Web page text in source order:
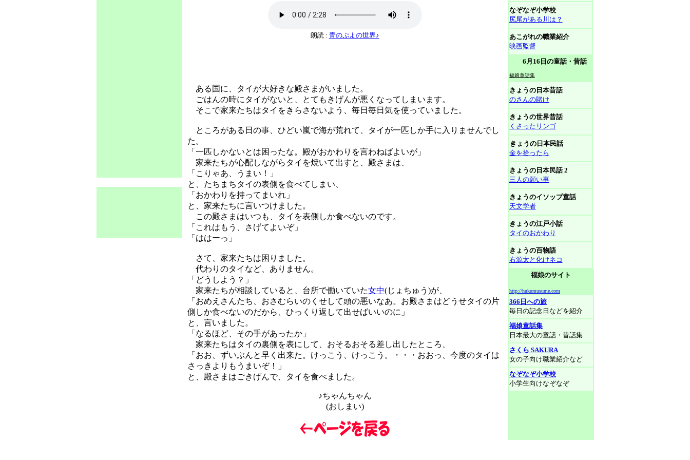
朗読 : 青のぷよの世界♪
ある国に、タイが大好きな殿さまがいました。
ごはんの時にタイがないと、とてもきげんが悪くなってしまいます。
そこで家来たちはタイをきらさないよう、毎日毎日気を使っていました。
ところがある日の事、ひどい嵐で海が荒れて、タイが一匹しか手に入りませんでし
た。
「一匹しかないとは困ったな。殿がおかわりを言わねばよいが」
家来たちが心配しながらタイを焼いて出すと、殿さまは、
「こりゃあ、うまい！」
と、たちまちタイの表側を食べてしまい、
「おかわりを持ってまいれ」
と、家来たちに言いつけました。
この殿さまはいつも、タイを表側しか食べないのです。
「これはもう、さげてよいぞ」
「ははーっ」
さて、家来たちは困りました。
代わりのタイなど、ありません。
「どうしよう？」
家来たちが相談していると、台所で働いていた女中(じょちゅう)が、
「おめえさんたち、おさむらいのくせして頭の悪いなあ。お殿さまはどうせタイの片
側しか食べないのだから、ひっくり返して出せばいいのに」
と、言いました。
「なるほど、その手があったか」
家来たちはタイの裏側を表にして、おそるおそる差し出したところ、
「おお、ずいぶんと早く出来た。けっこう、けっこう。・・・おおっ、今度のタイは
さっきよりもうまいぞ！」
と、殿さまはごきげんで、タイを食べました。
♪ちゃんちゃん
(おしまい)
なぞなぞ小学校
尻尾がある川は？
あこがれの職業紹介
映画監督
6月16日の童話・昔話
福娘童話集
きょうの日本昔話
のさんの賭け
きょうの世界昔話
くさったリンゴ
きょうの日本民話
金を拾ったら
きょうの日本民話 2
三人の願い事
きょうのイソップ童話
天文学者
きょうの江戸小話
タイのおかわり
きょうの百物語
右源太と化けネコ
福娘のサイト
http://hukumusume.com
366日への旅
毎日の記念日などを紹介
福娘童話集
日本最大の童話・昔話集
さくら SAKURA
女の子向け職業紹介など
なぞなぞ小学校
小学生向けなぞなぞ